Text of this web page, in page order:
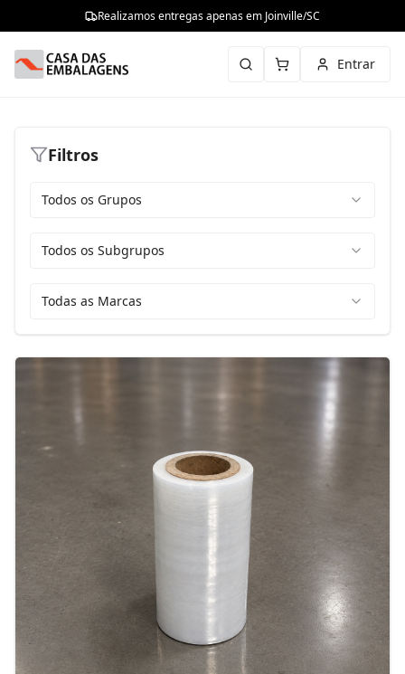
Realizamos entregas apenas em Joinville/SC
Entrar
Filtros
Todos os Grupos
Todos os Subgrupos
Todas as Marcas